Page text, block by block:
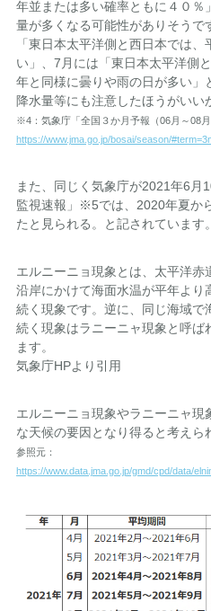
年並または多い確率ともに４０％
量が多くなる可能性がありそうで
「東日本太平洋側と西日本では
い」、7月には「東日本太平洋側
年と同様に曇りや雨の日が多い」
降水量等にも注意したほうがいい
※4：気象庁「全国３か月予報（06月～08月
https://www.jma.go.jp/bosai/season/
また、同じく気象庁が2021年6月
監視速報」※5では、2020年夏か
たと見られる。と記されています。
エルニーニョ現象とは、太平洋
沿岸にかけて海面水温が平年より
続く現象です。逆に、同じ海域で
続く現象はラニーニャ現象と呼ば
ます。
気象庁HPより引用
エルニーニョ現象やラニーニャ現
な天候の要因となり得ると考えら
参照元：
https://www.data.jma.go.jp/gmd/cpd/data/